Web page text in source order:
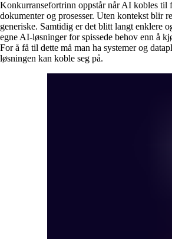
Konkurransefortrinn oppstår når AI kobles til
dokumenter og prosesser. Uten kontekst blir
generiske. Samtidig er det blitt langt enklere
egne AI-løsninger for spissede behov enn å
For å få til dette må man ha systemer og
løsningen kan koble seg på.